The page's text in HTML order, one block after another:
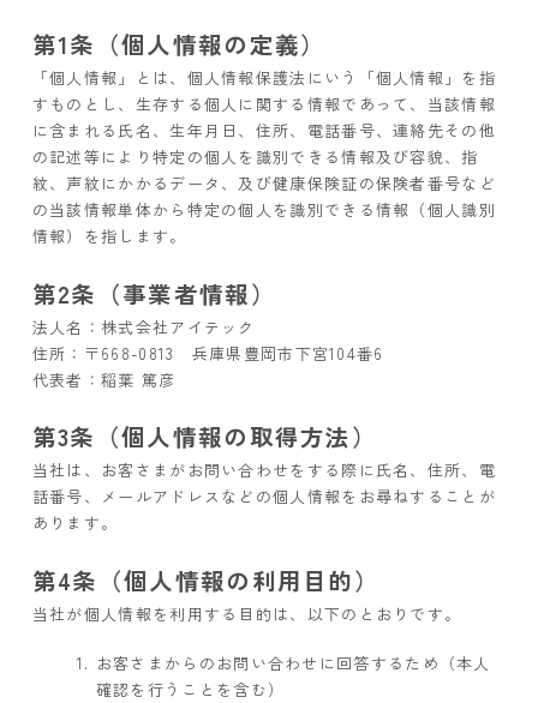
第1条（個人情報の定義）
「個人情報」とは、個人情報保護法にいう「個人情報」を指
すものとし、生存する個人に関する情報であって、当該情報
に含まれる氏名、生年月日、住所、電話番号、連絡先その他
の記述等により特定の個人を識別できる情報及び容貌、指
紋、声紋にかかるデータ、及び健康保険証の保険者番号など
の当該情報単体から特定の個人を識別できる情報（個人識別
情報）を指します。
第2条（事業者情報）
法人名：株式会社アイテック
住所：〒668-0813 兵庫県豊岡市下宮104番6
代表者：稲葉 篤彦
第3条（個人情報の取得方法）
当社は、お客さまがお問い合わせをする際に氏名、住所、電
話番号、メールアドレスなどの個人情報をお尋ねすることが
あります。
第4条（個人情報の利用目的）
当社が個人情報を利用する目的は、以下のとおりです。
お客さまからのお問い合わせに回答するため（本人
確認を行うことを含む）